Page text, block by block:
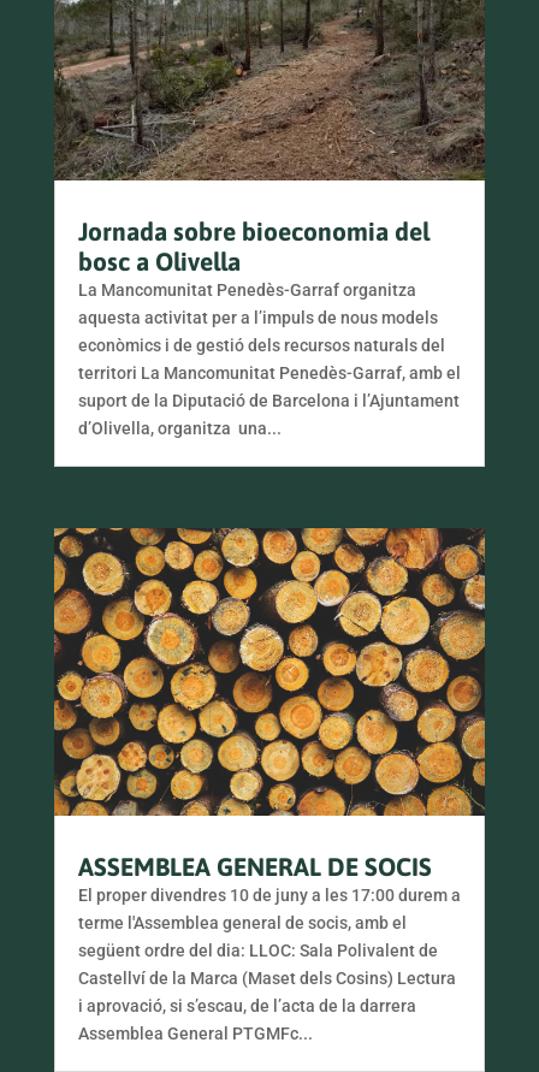
Jornada sobre bioeconomia del
bosc a Olivella
La Mancomunitat Penedès-Garraf organitza
aquesta activitat per a l’impuls de nous models
econòmics i de gestió dels recursos naturals del
territori La Mancomunitat Penedès-Garraf, amb el
suport de la Diputació de Barcelona i l’Ajuntament
d’Olivella, organitza una...
ASSEMBLEA GENERAL DE SOCIS
El proper divendres 10 de juny a les 17:00 durem a
terme l'Assemblea general de socis, amb el
següent ordre del dia: LLOC: Sala Polivalent de
Castellví de la Marca (Maset dels Cosins) Lectura
i aprovació, si s’escau, de l’acta de la darrera
Assemblea General PTGMFc...